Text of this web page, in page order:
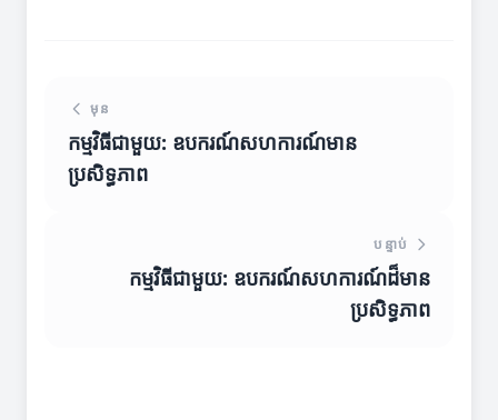
មុន
កម្មវិធីជាមួយ: ឧបករណ៍សហការណ៍មាន
ប្រសិទ្ធភាព
បន្ទាប់
កម្មវិធីជាមួយ: ឧបករណ៍សហការណ៍ដ៏មាន
ប្រសិទ្ធភាព